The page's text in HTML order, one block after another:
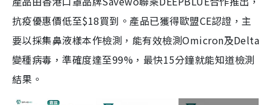
抗疫優惠價低至$18買到。產品已獲得歐盟CE認證，主
要以採集鼻液樣本作檢測，能有效檢測Omicron及Delta
變種病毒，準確度達至99%，最快15分鐘就能知道檢測
結果。